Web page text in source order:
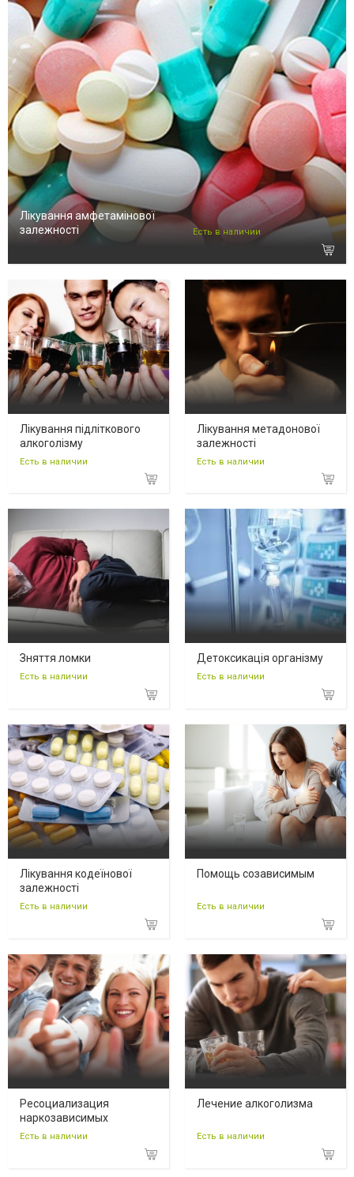
Лікування амфетамінової
залежності
Есть в наличии
Лікування підліткового
алкоголізму
Есть в наличии
Лікування метадонової
залежності
Есть в наличии
Зняття ломки
Есть в наличии
Детоксикація організму
Есть в наличии
Лікування кодеїнової
залежності
Есть в наличии
Помощь созависимым
Есть в наличии
Ресоциализация
наркозависимых
Есть в наличии
Лечение алкоголизма
Есть в наличии